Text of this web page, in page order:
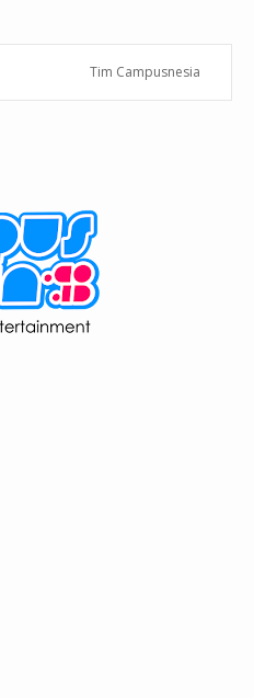
Tim Campusnesia